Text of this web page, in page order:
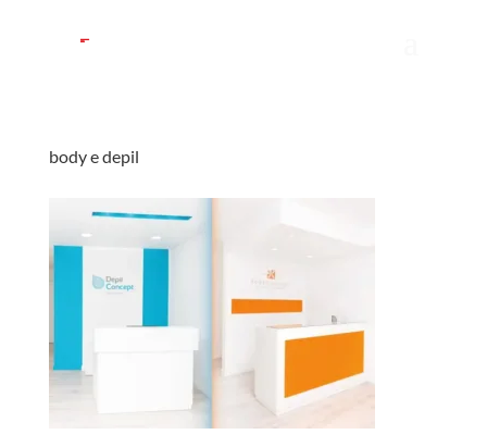
body e depil